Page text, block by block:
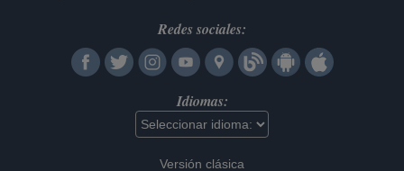
Redes sociales:
Idiomas:
Versión clásica